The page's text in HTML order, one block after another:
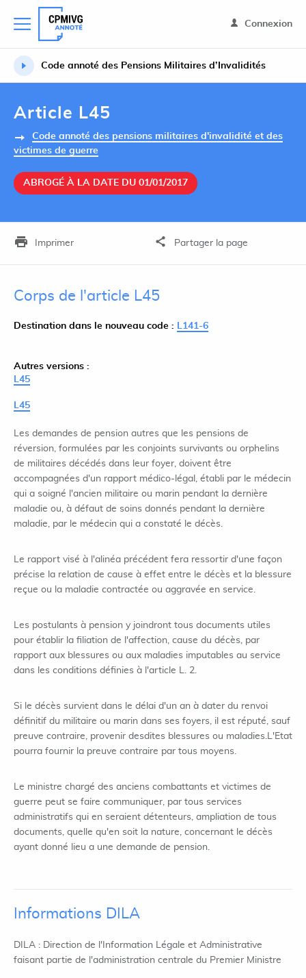
Connexion
Code annoté des Pensions Militaires d’Invalidités
Article L45
Code annoté des pensions militaires d'invalidité et des
victimes de guerre
ABROGÉ À LA DATE DU 01/01/2017
Imprimer Partager la page
Corps de l'article L45
Destination dans le nouveau code : L141-6
Autres versions :
L45
L45
Les demandes de pension autres que les pensions de
réversion, formulées par les conjoints survivants ou orphelins
de militaires décédés dans leur foyer, doivent être
accompagnées d'un rapport médico-légal, établi par le médecin
qui a soigné l'ancien militaire ou marin pendant la dernière
maladie ou, à défaut de soins donnés pendant la dernière
maladie, par le médecin qui a constaté le décès.
Le rapport visé à l'alinéa précédent fera ressortir d'une façon
précise la relation de cause à effet entre le décès et la blessure
reçue ou la maladie contractée ou aggravée en service.
Les postulants à pension y joindront tous documents utiles
pour établir la filiation de l'affection, cause du décès, par
rapport aux blessures ou aux maladies imputables au service
dans les conditions définies à l'article L. 2.
Si le décès survient dans le délai d'un an à dater du renvoi
définitif du militaire ou marin dans ses foyers, il est réputé, sauf
preuve contraire, provenir desdites blessures ou maladies.L'Etat
pourra fournir la preuve contraire par tous moyens.
Le ministre chargé des anciens combattants et victimes de
guerre peut se faire communiquer, par tous services
administratifs qui en seraient détenteurs, ampliation de tous
documents, quelle qu'en soit la nature, concernant le décès
ayant donné lieu a une demande de pension.
Informations DILA
DILA : Direction de l'Information Légale et Administrative
faisant partie de l'administration centrale du Premier Ministre